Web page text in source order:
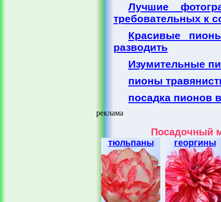
Лучшие
требовательных к
Красивые
разводить
Изумительные
пионы
посадка пионов
реклама
Посадочный
тюльпаны георгины